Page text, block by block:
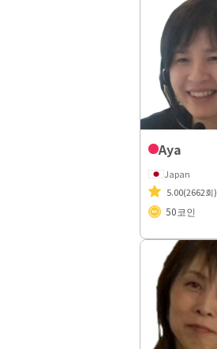
Aya
Japan
5.00(2662회)
50코인